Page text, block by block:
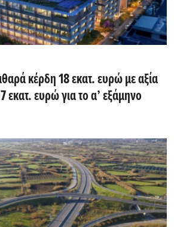
κέρδη 18 εκατ. ευρώ με αξία
εκατ. ευρώ για το α’ εξάμηνο